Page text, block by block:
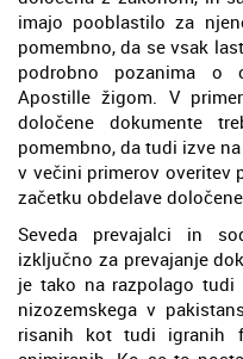
imajo pooblastilo za
pomembno, da se vsak
podrobno pozanima o
Apostille žigom. V
določene dokumente
pomembno, da tudi izve
v večini primerov overitev
začetku obdelave
Seveda prevajalci in
izključno za prevajanje
je tako na razpolago tudi
nizozemskega v
risanih kot tudi igranih